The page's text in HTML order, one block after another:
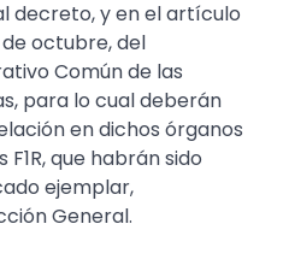
decreto, y en el artículo
de octubre, del
Común de las
para lo cual deberán
en dichos órganos
que habrán sido
ejemplar,
General.